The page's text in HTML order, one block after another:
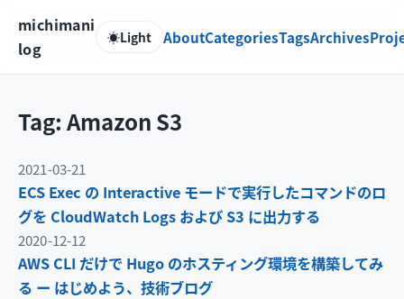
michimani
log
☀️Light AboutCategoriesTagsArchives
Tag: Amazon S3
2021-03-21
ECS Exec の Interactive モードで実行したコマンドのロ
グを CloudWatch Logs および S3 に出力する
2020-12-12
AWS CLI だけで Hugo のホスティング環境を構築してみ
る ー はじめよう、技術ブログ